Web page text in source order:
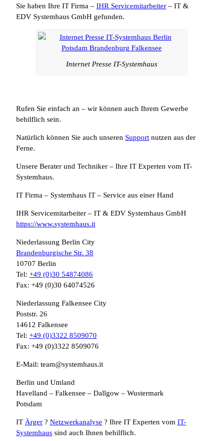
Sie haben Ihre IT Firma – IHR Servicemitarbeiter – IT &
EDV Systemhaus GmbH gefunden.
Internet Presse IT-Systemhaus
Rufen Sie einfach an – wir können auch Ihrem Gewerbe
behilflich sein.
Natürlich können Sie auch unseren Support nutzen aus der
Ferne.
Unsere Berater und Techniker – Ihre IT Experten vom IT-
Systemhaus.
IT Firma – Systemhaus IT – Service aus einer Hand
IHR Servicemitarbeiter – IT & EDV Systemhaus GmbH
https://www.systemhaus.it
Niederlassung Berlin City
Brandenburgische Str. 38
10707 Berlin
Tel: +49 (0)30 54874086
Fax: +49 (0)30 64074526
Niederlassung Falkensee City
Poststr. 26
14612 Falkensee
Tel: +49 (0)3322 8509070
Fax: +49 (0)3322 8509076
E-Mail: team@systemhaus.it
Berlin und Umland
Havelland – Falkensee – Dallgow – Wustermark
Potsdam
IT Ärger ? Netzwerkanalyse ? Ihre IT Experten vom IT-
Systemhaus sind auch Ihnen behilflich.